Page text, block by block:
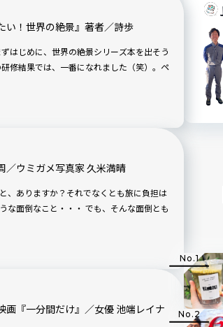
い！世界の絶景』著者／詩歩
／ウミガメ写真家 久米満晴
、ありますか？それでなくとも旅に負担は
な面倒なこと・・・ でも、そんな面倒とも
画『一分間だけ』／女優 池端レイナ